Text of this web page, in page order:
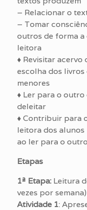
– Relacionar o
– Tomar
outros de forma
leitora
♦ Revisitar
escolha dos livros
menores
♦ Ler para o
deleitar
♦ Contribuir para
leitora dos
ao ler para o
Etapas
1ª Etapa: Leitura
vezes por semana)
Atividade 1: